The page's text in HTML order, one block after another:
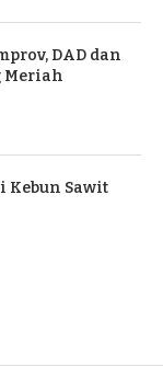
DAD dan
Meriah
Kebun Sawit